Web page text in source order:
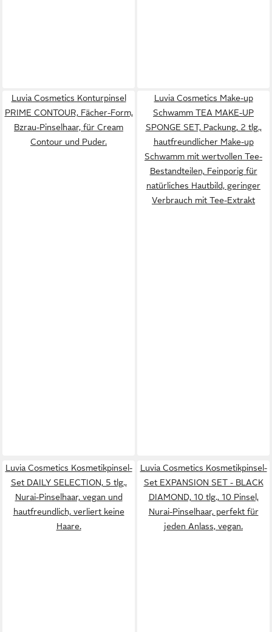
Luvia Cosmetics Konturpinsel
PRIME CONTOUR, Fächer-Form,
Bzrau-Pinselhaar, für Cream
Contour und Puder.
Luvia Cosmetics Make-up
Schwamm TEA MAKE-UP
SPONGE SET, Packung, 2 tlg.,
hautfreundlicher Make-up
Schwamm mit wertvollen Tee-
Bestandteilen, Feinporig für
natürliches Hautbild, geringer
Verbrauch mit Tee-Extrakt
Luvia Cosmetics Kosmetikpinsel-
Set DAILY SELECTION, 5 tlg.,
Nurai-Pinselhaar, vegan und
hautfreundlich, verliert keine
Haare.
Luvia Cosmetics Kosmetikpinsel-
Set EXPANSION SET - BLACK
DIAMOND, 10 tlg., 10 Pinsel,
Nurai-Pinselhaar, perfekt für
jeden Anlass, vegan.